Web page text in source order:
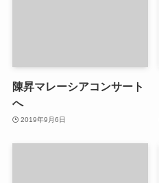
陳昇マレーシアコンサート
へ
2019年9月6日